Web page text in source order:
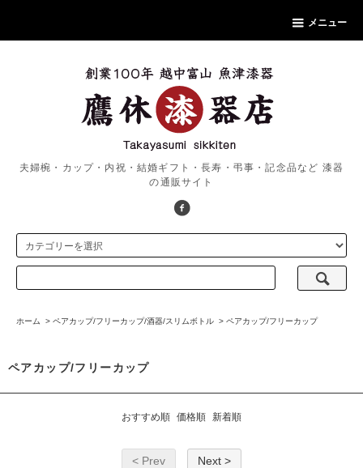
メニュー
夫婦椀・カップ・内祝・結婚ギフト・長寿・弔事・記念品など 漆器
の通販サイト
ホーム > ペアカップ/フリーカップ/酒器/スリムボトル > ペアカップ/フリーカップ
ペアカップ/フリーカップ
おすすめ順 価格順 新着順
< Prev Next >